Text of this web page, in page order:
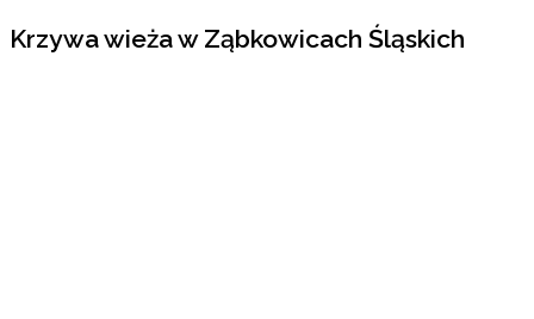
Krzywa wieża w Ząbkowicach Śląskich